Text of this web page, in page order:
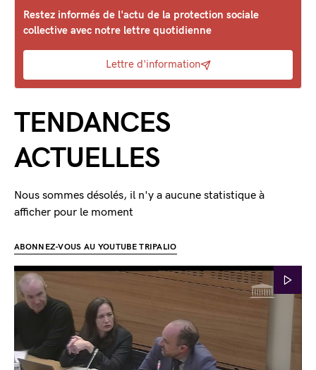
Restez informés de l'actu de la protection sociale
collective avec notre lettre quotidienne
Lettre d'information
TENDANCES
ACTUELLES
Nous sommes désolés, il n'y a aucune statistique à
afficher pour le moment
ABONNEZ-VOUS AU YOUTUBE TRIPALIO